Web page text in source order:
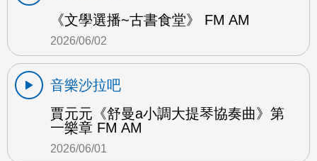
《文學選播~古書食堂》 FM AM
2026/06/02
音樂沙拉吧
賈元元《舒曼a小調大提琴協奏曲》第
一樂章 FM AM
2026/06/01